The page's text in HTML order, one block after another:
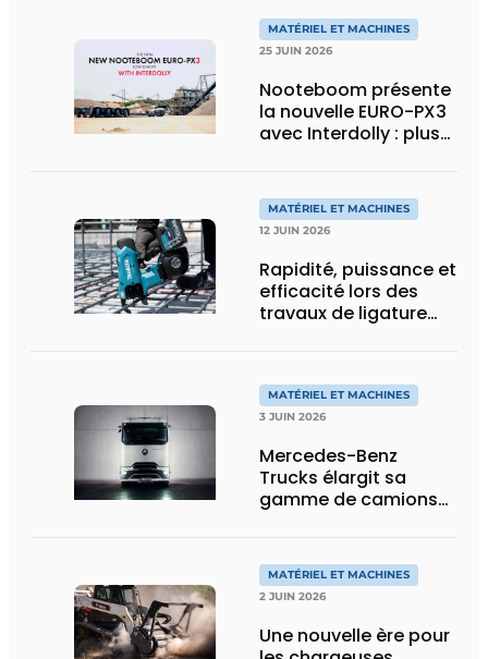
MATÉRIEL ET MACHINES
25 JUIN 2026
Nooteboom présente
la nouvelle EURO-PX3
avec Interdolly : plus
transport spécial
MATÉRIEL ET MACHINES
12 JUIN 2026
Rapidité, puissance et
efficacité lors des
travaux de ligature
MATÉRIEL ET MACHINES
3 JUIN 2026
Mercedes-Benz
Trucks élargit sa
gamme de camions
eActros Lowliner
MATÉRIEL ET MACHINES
2 JUIN 2026
Une nouvelle ère pour